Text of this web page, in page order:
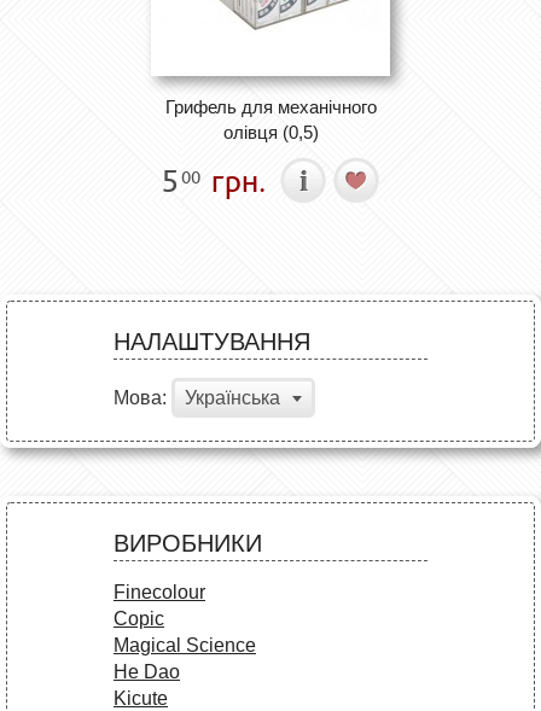
Грифель для механічного
олівця (0,5)
5 00 грн.
НАЛАШТУВАННЯ
Мова: Українська
ВИРОБНИКИ
Finecolour
Copic
Magical Science
He Dao
Kicute